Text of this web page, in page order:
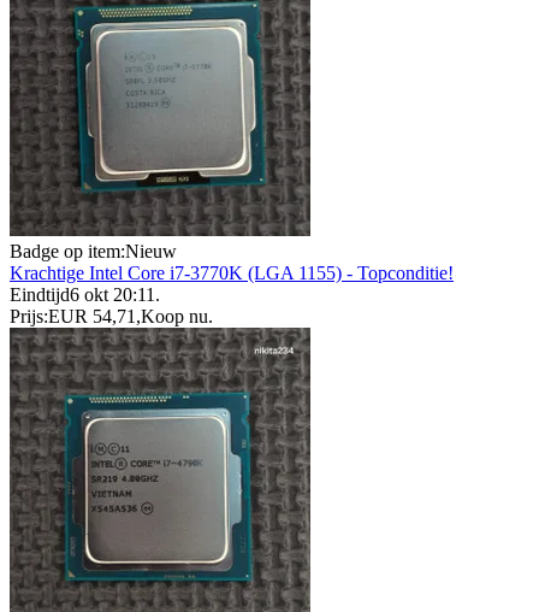
Badge op item:Nieuw
Krachtige Intel Core i7-3770K (LGA 1155) - Topconditie!
Eindtijd6 okt 20:11 .
Prijs:EUR 54,71 ,Koop nu.